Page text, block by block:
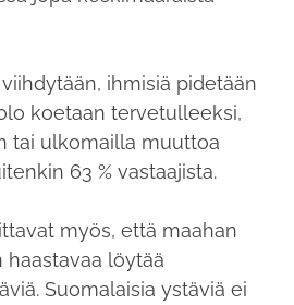
ihmisiä pidetään
koetaan tervetulleeksi,
tai ulkomailla muuttoa
63 % vastaajista.
myös, että maahan
löytää
Suomalaisia ystäviä ei